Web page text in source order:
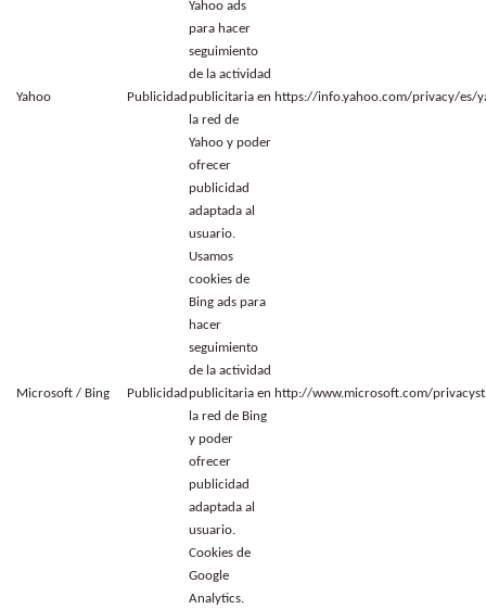
Yahoo Publicidad
Yahoo ads
para hacer
seguimiento
de la actividad
publicitaria en
la red de
Yahoo y poder
ofrecer
publicidad
adaptada al
usuario.
https://info.yahoo.com/privacy/es/
Microsoft / Bing Publicidad
Usamos
cookies de
Bing ads para
hacer
seguimiento
de la actividad
publicitaria en
la red de Bing
y poder
ofrecer
publicidad
adaptada al
usuario.
http://www.microsoft.com/
Cookies de
Google
Analytics.